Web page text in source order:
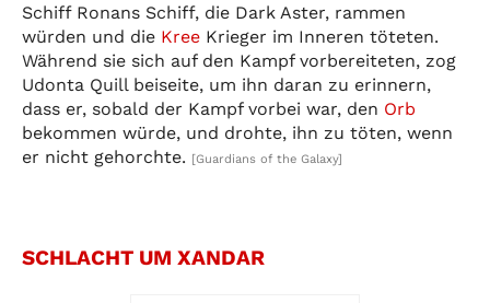
Schiff Ronans Schiff, die Dark Aster, rammen
würden und die Kree Krieger im Inneren töteten.
Während sie sich auf den Kampf vorbereiteten, zog
Udonta Quill beiseite, um ihn daran zu erinnern,
dass er, sobald der Kampf vorbei war, den Orb
bekommen würde, und drohte, ihn zu töten, wenn
er nicht gehorchte. [Guardians of the Galaxy]
SCHLACHT UM XANDAR